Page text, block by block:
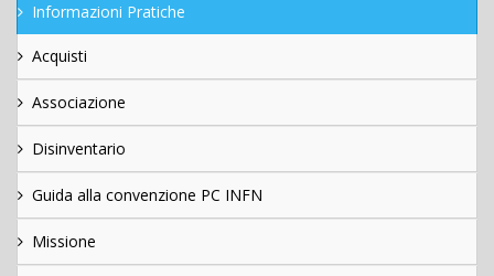
Informazioni Pratiche
Acquisti
Associazione
Disinventario
Guida alla convenzione PC INFN
Missione